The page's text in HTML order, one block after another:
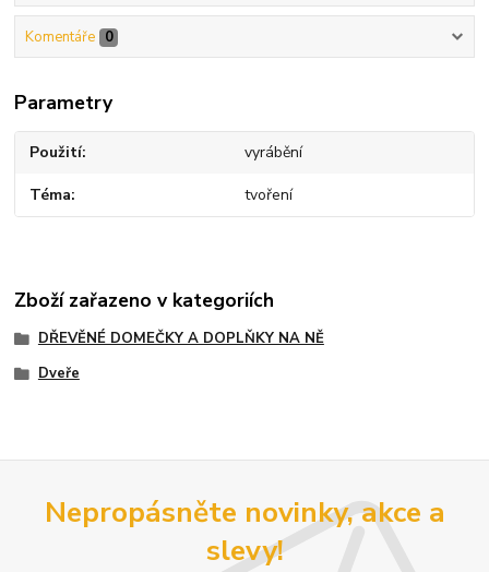
Komentáře 0
Parametry
Použití vyrábění
Téma tvoření
Zboží zařazeno v kategoriích
DŘEVĚNÉ DOMEČKY A DOPLŇKY NA NĚ
Dveře
Nepropásněte novinky, akce a
slevy!